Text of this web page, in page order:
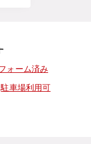
ォーム済み
駐車場利用可